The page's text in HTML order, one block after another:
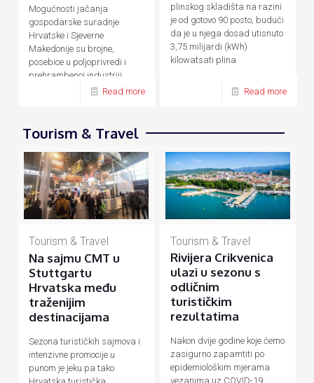
Mogućnosti jačanja
gospodarske suradnje
Hrvatske i Sjeverne
Makedonije su brojne,
posebice u poljoprivredi i
prehrambenoj industriji,
energetici, prometu, turizmu
Read more
plinskog skladišta na razini
je od gotovo 90 posto, budući
da je u njega dosad utisnuto
3,75 milijardi (kWh)
kilowatsati plina
Read more
Tourism & Travel
Tourism & Travel
Na sajmu CMT u
Stuttgartu
Hrvatska među
traženijim
destinacijama
Sezona turističkih sajmova i
intenzivne promocije u
punom je jeku pa tako
Tourism & Travel
Rivijera Crikvenica
ulazi u sezonu s
odličnim
turističkim
rezultatima
Nakon dvije godine koje ćemo
zasigurno zapamtiti po
epidemiološkim mjerama
vezanima uz COVID-19